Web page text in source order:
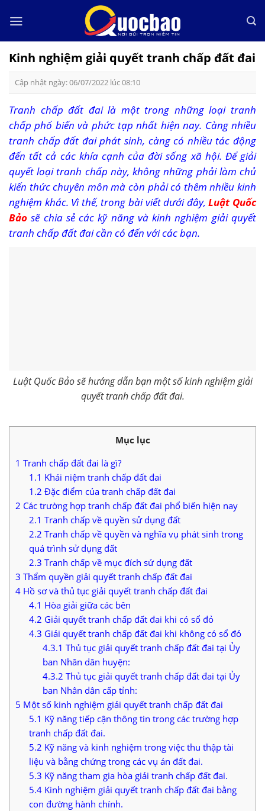
Kinh nghiệm giải quyết tranh chấp đất đai
Cập nhật ngày: 06/07/2022 lúc 08:10
Tranh chấp đất đai là một trong những loại tranh
chấp phổ biến và phức tạp nhất hiện nay. Càng nhiều
tranh chấp đất đai phát sinh, càng có nhiều tác động
đến tất cả các khía cạnh của đời sống xã hội. Để giải
quyết loại tranh chấp này, không những phải làm chủ
kiến thức chuyên môn mà còn phải có thêm nhiều kinh
nghiệm khác. Vì thế, trong bài viết dưới đây, Luật Quốc
Bảo sẽ chia sẻ các kỹ năng và kinh nghiệm giải quyết
tranh chấp đất đai cần có đến với các bạn.
Luật Quốc Bảo sẽ hướng dẫn bạn một số kinh nghiệm giải
quyết tranh chấp đất đai.
Mục lục
1 Tranh chấp đất đai là gì?
1.1 Khái niệm tranh chấp đất đai
1.2 Đặc điểm của tranh chấp đất đai
2 Các trường hợp tranh chấp đất đai phổ biến hiện nay
2.1 Tranh chấp về quyền sử dụng đất
2.2 Tranh chấp về quyền và nghĩa vụ phát sinh trong
quá trình sử dụng đất
2.3 Tranh chấp về mục đích sử dụng đất
3 Thẩm quyền giải quyết tranh chấp đất đai
4 Hồ sơ và thủ tục giải quyết tranh chấp đất đai
4.1 Hòa giải giữa các bên
4.2 Giải quyết tranh chấp đất đai khi có sổ đỏ
4.3 Giải quyết tranh chấp đất đai khi không có sổ đỏ
4.3.1 Thủ tục giải quyết tranh chấp đất đai tại Ủy
ban Nhân dân huyện:
4.3.2 Thủ tục giải quyết tranh chấp đất đai tại Ủy
ban Nhân dân cấp tỉnh:
5 Một số kinh nghiệm giải quyết tranh chấp đất đai
5.1 Kỹ năng tiếp cận thông tin trong các trường hợp
tranh chấp đất đai.
5.2 Kỹ năng và kinh nghiệm trong việc thu thập tài
liệu và bằng chứng trong các vụ án đất đai.
5.3 Kỹ năng tham gia hòa giải tranh chấp đất đai.
5.4Kinh nghiệm giải quyết tranh chấp đất đai bằng
con đường hành chính.